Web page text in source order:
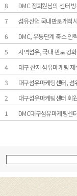
8
DMC 정회원님의 센터
7
섬유산업 국내판로개척
6
DMC, 유통단계 축소 인
5
지역섬유, 국내 판로 강
4
대구 산지 섬유마케팅
3
대구섬유마케팅센터,
2
대구섬유마케팅센터 회
1
DMC대구섬유마케팅센